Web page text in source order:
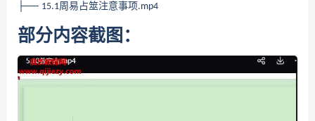
├── 15.1周易占筮注意事项.mp4
部分内容截图：